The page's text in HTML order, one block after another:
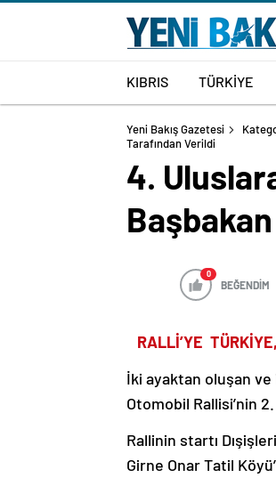
KIBRIS TÜRKİYE
Yeni Bakış Gazetesi
Tarafından Verildi
4.
0
BEĞENDİM
RALLİ’YE
İki ayaktan oluşan ve
Otomobil Rallisi’nin
Rallinin startı
Girne Onar Tatil